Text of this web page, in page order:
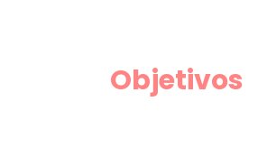
Objetivos